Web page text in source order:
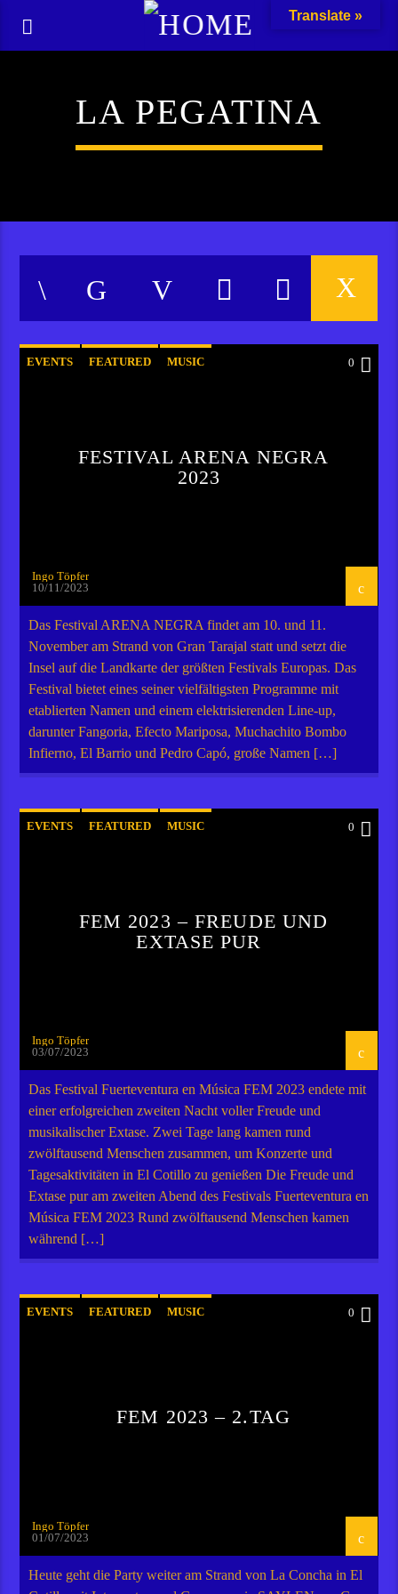
LA PEGATINA
EVENTS FEATURED MUSIC 0
FESTIVAL ARENA NEGRA
2023
Ingo Töpfer
10/11/2023
Das Festival ARENA NEGRA findet am 10. und 11.
November am Strand von Gran Tarajal statt und setzt die
Insel auf die Landkarte der größten Festivals Europas. Das
Festival bietet eines seiner vielfältigsten Programme mit
etablierten Namen und einem elektrisierenden Line-up,
darunter Fangoria, Efecto Mariposa, Muchachito Bombo
Infierno, El Barrio und Pedro Capó, große Namen […]
EVENTS FEATURED MUSIC 0
FEM 2023 – FREUDE UND
EXTASE PUR
Ingo Töpfer
03/07/2023
Das Festival Fuerteventura en Música FEM 2023 endete mit
einer erfolgreichen zweiten Nacht voller Freude und
musikalischer Extase. Zwei Tage lang kamen rund
zwölftausend Menschen zusammen, um Konzerte und
Tagesaktivitäten in El Cotillo zu genießen Die Freude und
Extase pur am zweiten Abend des Festivals Fuerteventura en
Música FEM 2023 Rund zwölftausend Menschen kamen
während […]
EVENTS FEATURED MUSIC 0
FEM 2023 – 2.TAG
Ingo Töpfer
01/07/2023
Heute geht die Party weiter am Strand von La Concha in El
Translate »